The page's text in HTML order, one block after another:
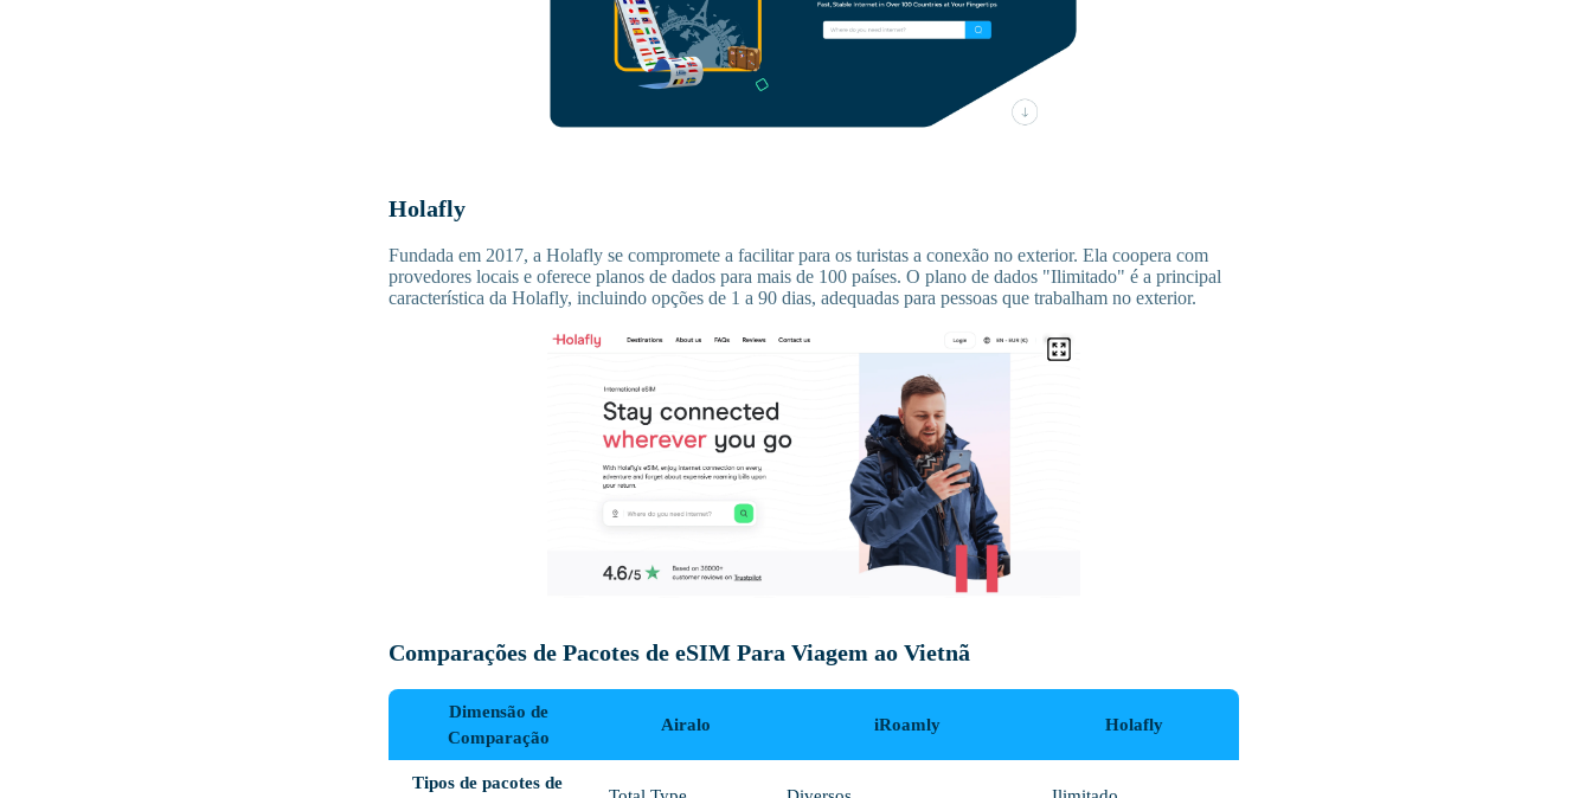
Holafly
Fundada em 2017, a Holafly se compromete a facilitar para os turistas a conexão no exterior. Ela coopera com
provedores locais e oferece planos de dados para mais de 100 países. O plano de dados "Ilimitado" é a principal
característica da Holafly, incluindo opções de 1 a 90 dias, adequadas para pessoas que trabalham no exterior.
Comparações de Pacotes de eSIM Para Viagem ao Vietnã
Dimensão de
Comparação
Airalo iRoamly Holafly
Tipos de pacotes de